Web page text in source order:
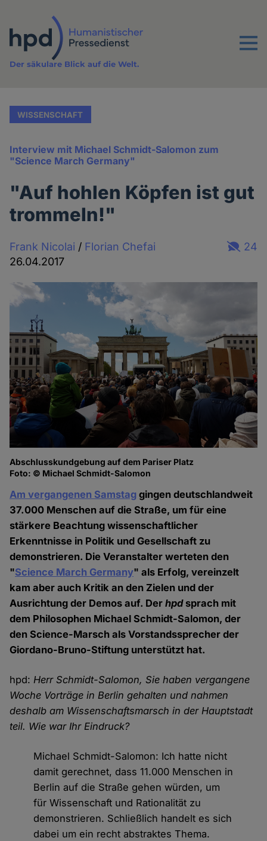
Inhalt
Menu
Der säkulare Blick auf die Welt.
WISSENSCHAFT
Interview mit Michael Schmidt-Salomon zum
"Science March Germany"
"Auf hohlen Köpfen ist gut
trommeln!"
Frank Nicolai / Florian Chefai
26.04.2017
24
Abschlusskundgebung auf dem Pariser Platz
Foto: © Michael Schmidt-Salomon
Am vergangenen Samstag gingen deutschlandweit
37.000 Menschen auf die Straße, um für eine
stärkere Beachtung wissenschaftlicher
Erkenntnisse in Politik und Gesellschaft zu
demonstrieren. Die Veranstalter werteten den
"Science March Germany" als Erfolg, vereinzelt
kam aber auch Kritik an den Zielen und der
Ausrichtung der Demos auf. Derhpdsprach mit
dem Philosophen Michael Schmidt-Salomon, der
den Science-Marsch als Vorstandssprecher der
Giordano-Bruno-Stiftung unterstützt hat.
hpd:Herr Schmidt-Salomon, Sie haben vergangene
Woche Vorträge in Berlin gehalten und nahmen
deshalb am Wissenschaftsmarsch in der Hauptstadt
teil. Wie war Ihr Eindruck?
Michael Schmidt-Salomon: Ich hatte nicht
damit gerechnet, dass 11.000 Menschen in
Berlin auf die Straße gehen würden, um
für Wissenschaft und Rationalität zu
demonstrieren. Schließlich handelt es sich
dabei um ein recht abstraktes Thema.